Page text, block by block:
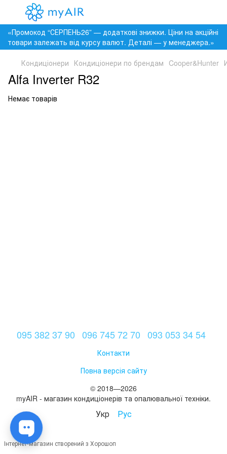
«Промокод “СЕРПЕНЬ26” — додаткові знижки. Ціни на акційні
товари залежать від курсу валют. Деталі — у менеджера.»
Кондиціонери Кондиціонери по брендам Cooper&Hunter
Alfa Inverter R32
Немає товарів
095 382 37 90 096 745 72 70 093 053 34 54
Контакти
Повна версія сайту
© 2018—2026
myAIR - магазин кондиціонерів та опалювальної техніки.
Укр Рус
Інтернет-магазин створений з Хорошоп